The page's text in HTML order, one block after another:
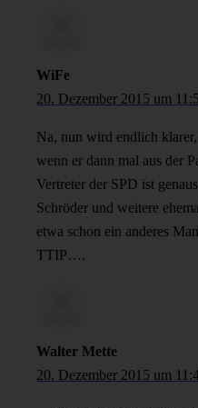
WiFe
20. Dezember 2015 um
Na, nun wird endlich
wenn er dann mal aus der
Vertreter der SPD ist
Schröder und weitere
etwa schon ein anderes
TTIP….
Walter Mette
20. Dezember 2015 um